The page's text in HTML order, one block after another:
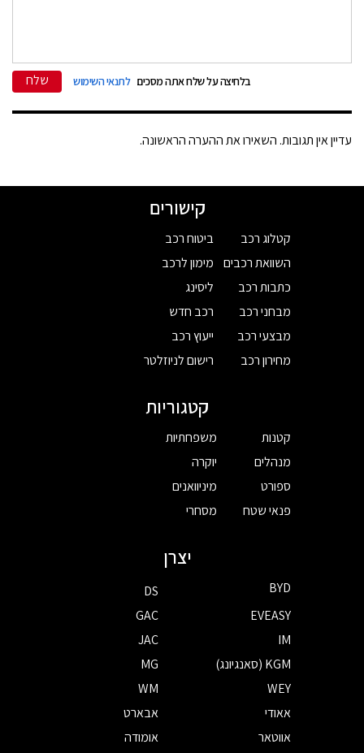
בלחיצה על שלח אתה מסכים לתנאי השימוש שלח
עדיין אין תגובות. השאירו את ההערה הראשונה.
קישורים
קטלוג רכב
השוואת רכבים
כתבות רכב
מבחני רכב
מבצעי רכב
מחירון רכב
ביטוח רכב
מימון לרכב
ליסינג
רכב חדש
ייעוץ רכב
רישום לניוזלטר
קטגוריות
קטנות
מנהלים
ספורט
פנאי שטח
משפחתיות
יוקרה
מיניוואנים
מסחרי
יצרן
BYD
DS
EVEASY
GAC
IM
JAC
KGM (סאנגיונג)
MG
WEY
WM
אאודי
אבארט
אווטאר
אומודה